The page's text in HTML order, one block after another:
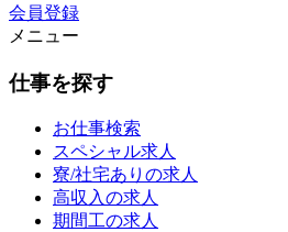
会員登録
メニュー
仕事を探す
お仕事検索
スペシャル求人
寮/社宅ありの求人
高収入の求人
期間工の求人